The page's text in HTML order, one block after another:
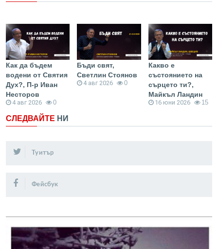
Как да бъдем
водени от Святия
Дух?, П-р Иван
Несторов
4 авг 2026 0
Бъди свят,
Светлин Стоянов
4 авг 2026 0
Какво е
състоянието на
сърцето ти?,
Майкъл Ландин
16 юни 2026 15
СЛЕДВАЙТЕ НИ
Туитър
Фейсбук